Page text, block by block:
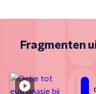
Fragmenten